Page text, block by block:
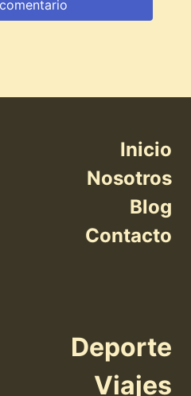
Inicio
Nosotros
Blog
Contacto
Deporte
Viajes